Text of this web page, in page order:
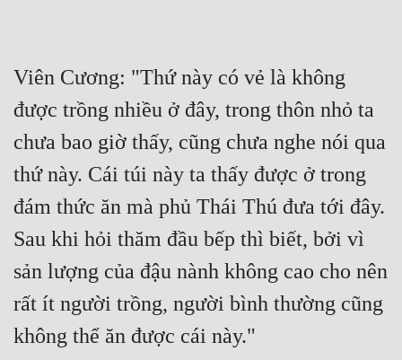
Viên Cương: "Thứ này có vẻ là không
được trồng nhiều ở đây, trong thôn nhỏ ta
chưa bao giờ thấy, cũng chưa nghe nói qua
thứ này. Cái túi này ta thấy được ở trong
đám thức ăn mà phủ Thái Thú đưa tới đây.
Sau khi hỏi thăm đầu bếp thì biết, bởi vì
sản lượng của đậu nành không cao cho nên
rất ít người trồng, người bình thường cũng